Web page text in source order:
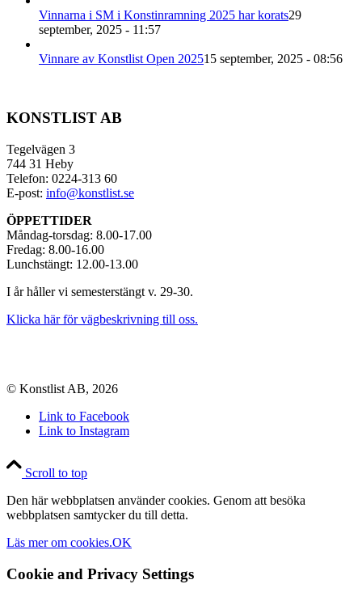
Vinnarna i SM i Konstinramning 2025 har korats29
september, 2025 - 11:57
Vinnare av Konstlist Open 202515 september, 2025 - 08:56
KONSTLIST AB
Tegelvägen 3
744 31 Heby
Telefon: 0224-313 60
E-post: info@konstlist.se
ÖPPETTIDER
Måndag-torsdag: 8.00-17.00
Fredag: 8.00-16.00
Lunchstängt: 12.00-13.00
I år håller vi semesterstängt v. 29-30.
Klicka här för vägbeskrivning till oss.
© Konstlist AB, 2026
Link to Facebook
Link to Instagram
Scroll to top
Den här webbplatsen använder cookies. Genom att besöka
webbplatsen samtycker du till detta.
Läs mer om cookies.OK
Cookie and Privacy Settings